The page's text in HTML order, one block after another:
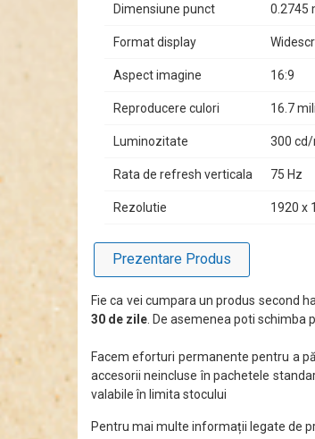
Dimensiune punct 0.2745
Format display
Aspect imagine 16:9
Reproducere culori 16.7
Luminozitate 300
Rata de refresh verticala 75 Hz
Rezolutie 1920 x
Prezentare Produs
Fie ca vei cumpara un produs second
30 de zile . De asemenea poti
Facem eforturi permanente pentru a
accesorii neincluse în pachetele
valabile în limita stocului
Pentru mai multe informații legate de